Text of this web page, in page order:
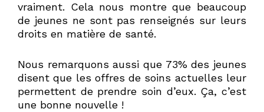
vraiment. Cela nous montre que beaucoup
de jeunes ne sont pas renseignés sur leurs
droits en matière de santé.
Nous remarquons aussi que 73% des jeunes
disent que les offres de soins actuelles leur
permettent de prendre soin d’eux. Ça, c’est
une bonne nouvelle !